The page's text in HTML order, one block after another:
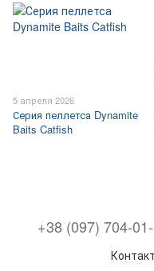
5 апреля 2026
Серия пеллетса Dynamite
Baits Catfish
+38 (097) 704-